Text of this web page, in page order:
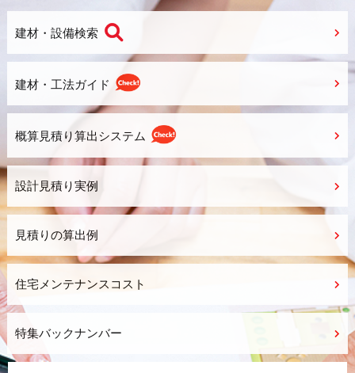
建材・設備検索
建材・工法ガイド
概算見積り算出システム
設計見積り実例
見積りの算出例
住宅メンテナンスコスト
特集バックナンバー